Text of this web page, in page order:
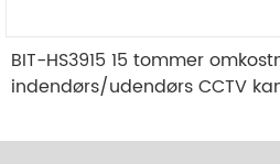
BIT-HS3915 15 tommer
indendørs/udendørs CCTV